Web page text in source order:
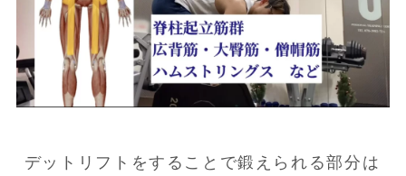
デットリフトをすることで鍛えられる部分は